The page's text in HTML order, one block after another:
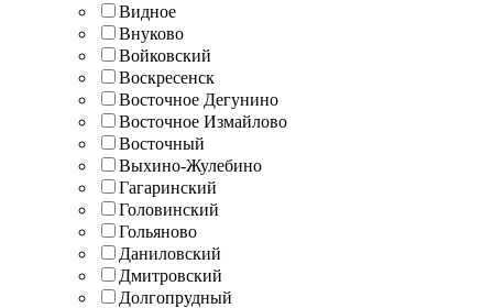
Видное
Внуково
Войковский
Воскресенск
Восточное Дегунино
Восточное Измайлово
Восточный
Выхино-Жулебино
Гагаринский
Головинский
Гольяново
Даниловский
Дмитровский
Долгопрудный